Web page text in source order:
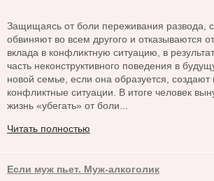
Защищаясь от боли переживания развода,
обвиняют во всем другого и отказываются
вклада в конфликтную ситуацию, в
часть неконструктивного поведения в
новой семье, если она образуется, создают
конфликтные ситуации. В итоге человек
жизнь «убегать» от боли...
Читать полностью
Если муж пьет. Муж-алкоголик